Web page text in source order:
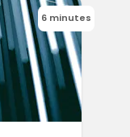
6 minutes